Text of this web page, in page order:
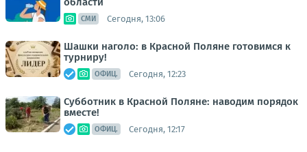
СМИ Сегодня, 13:06
Шашки наголо: в Красной Поляне готовимся к
турниру!
ОФИЦ. Сегодня, 12:23
Субботник в Красной Поляне: наводим порядок
вместе!
ОФИЦ. Сегодня, 12:17